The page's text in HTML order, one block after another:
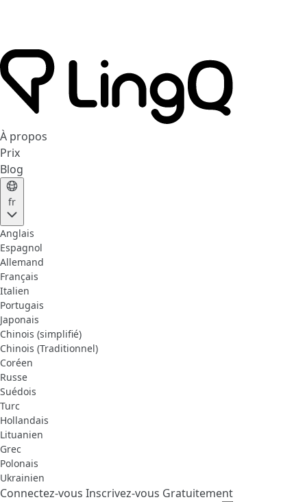
À propos
Prix
Blog
fr
Anglais
Espagnol
Allemand
Français
Italien
Portugais
Japonais
Chinois (simplifié)
Chinois (Traditionnel)
Coréen
Russe
Suédois
Turc
Hollandais
Lituanien
Grec
Polonais
Ukrainien
Connectez-vous Inscrivez-vous Gratuitement